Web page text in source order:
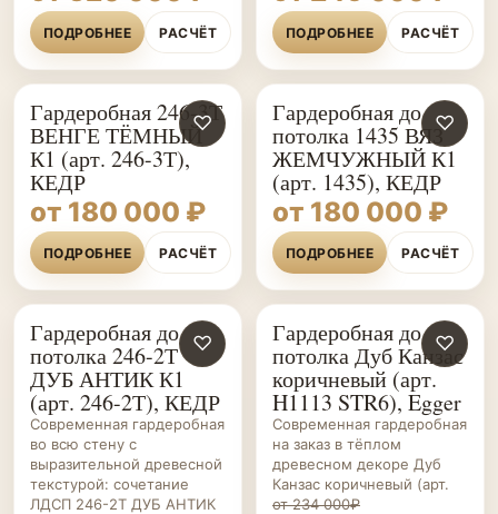
ПОДРОБНЕЕ РАСЧЁТ ПОДРОБНЕЕ РАСЧЁТ
♡
Гардеробная 246-3Т
ВЕНГЕ ТЁМНЫЙ
К1 (арт. 246-3Т),
КЕДР
от 180 000 ₽
ПОДРОБНЕЕ РАСЧЁТ
♡
Гардеробная до
потолка 1435 ВЯЗ
ЖЕМЧУЖНЫЙ К1
(арт. 1435), КЕДР
от 180 000 ₽
ПОДРОБНЕЕ РАСЧЁТ
ГАРДЕРОБНЫЕ НА ЗАКАЗ
♡
Гардеробная до
потолка 246-2Т
ДУБ АНТИК К1
(арт. 246-2Т), КЕДР
Современная гардеробная
во всю стену с
выразительной древесной
текстурой: сочетание
ЛДСП 246-2Т ДУБ АНТИК
ГАРДЕРОБНЫЕ НА ЗАКАЗ
♡
Гардеробная до
потолка Дуб Канзас
коричневый (арт.
H1113 STR6), Egger
Современная гардеробная
на заказ в тёплом
древесном декоре Дуб
Канзас коричневый (арт.
от 234 000₽